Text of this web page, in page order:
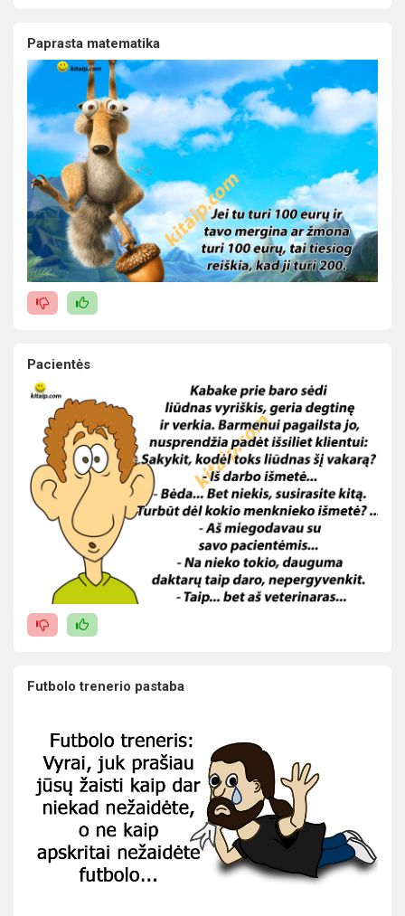
Paprasta matematika
Pacientės
Futbolo trenerio pastaba